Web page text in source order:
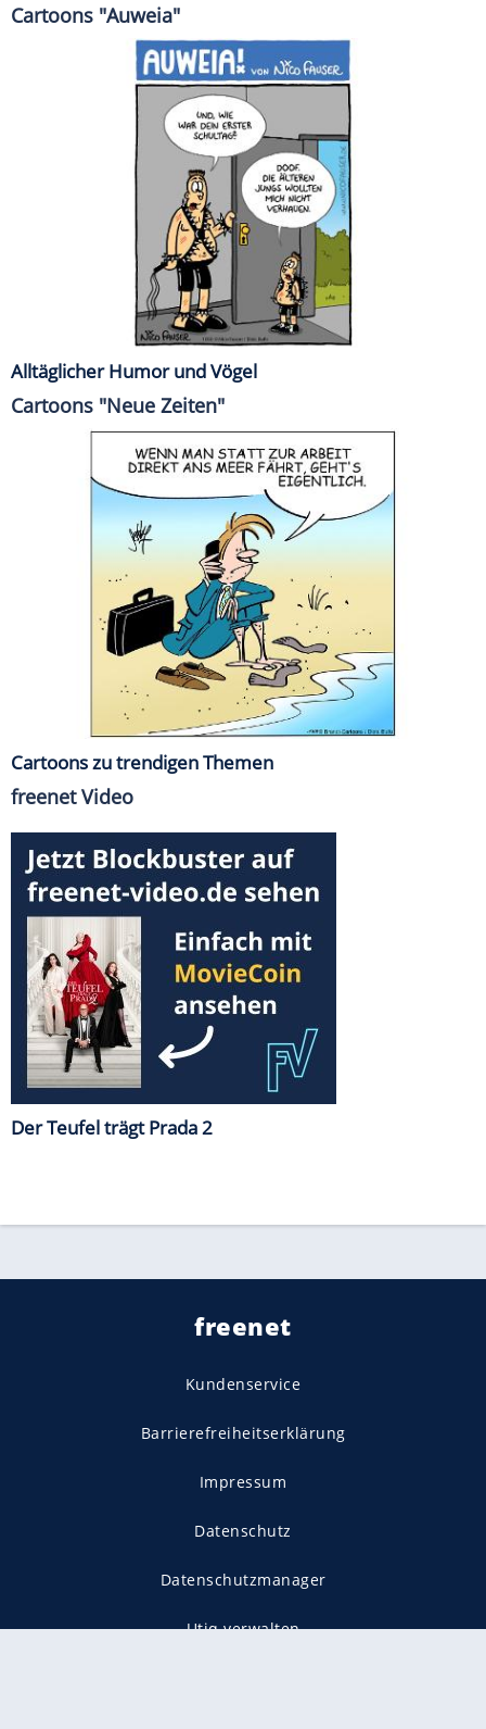
Cartoons "Auweia"
Alltäglicher Humor und Vögel
Cartoons "Neue Zeiten"
Cartoons zu trendigen Themen
freenet Video
Der Teufel trägt Prada 2
freenet
Kundenservice
Barrierefreiheitserklärung
Impressum
Datenschutz
Datenschutzmanager
Utiq verwalten